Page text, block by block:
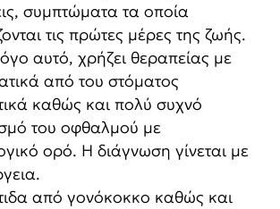
συμπτώματα τα οποία
τις πρώτες μέρες της ζωής.
αυτό, χρήζει θεραπείας με
από του στόματος
καθώς και πολύ συχνό
του οφθαλμού με
ορό. Η διάγνωση γίνεται με
από γονόκοκκο καθώς και